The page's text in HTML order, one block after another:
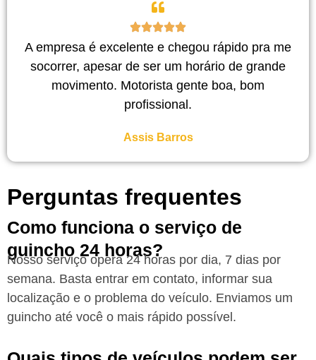
A empresa é excelente e chegou rápido pra me
socorrer, apesar de ser um horário de grande
movimento. Motorista gente boa, bom
profissional.
Assis Barros
Perguntas frequentes
Como funciona o serviço de
guincho 24 horas?
Nosso serviço opera 24 horas por dia, 7 dias por
semana. Basta entrar em contato, informar sua
localização e o problema do veículo. Enviamos um
guincho até você o mais rápido possível.